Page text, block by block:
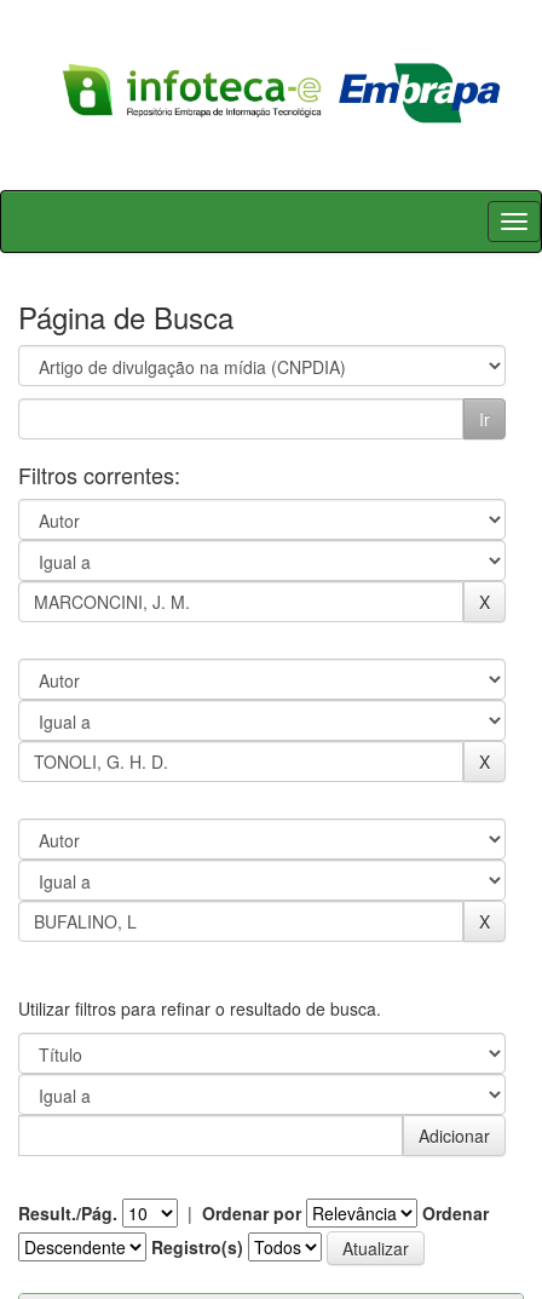
Skip
Página de Busca
Filtros correntes:
Utilizar filtros para refinar o resultado de busca.
Result./Pág. | Ordenar por
Ordenar
Registro(s)